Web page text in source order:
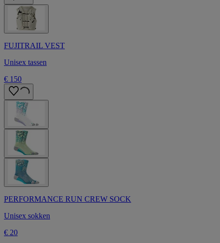
FUJITRAIL VEST
Unisex tassen
€ 150
PERFORMANCE RUN CREW SOCK
Unisex sokken
€ 20